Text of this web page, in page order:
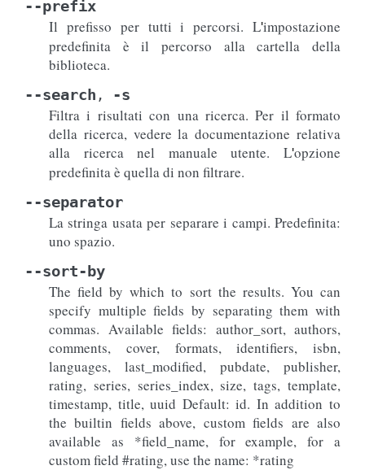
--prefix
Il prefisso per tutti i percorsi. L'impostazione
predefinita è il percorso alla cartella della
biblioteca.
--search , -s
Filtra i risultati con una ricerca. Per il formato
della ricerca, vedere la documentazione relativa
alla ricerca nel manuale utente. L'opzione
predefinita è quella di non filtrare.
--separator
La stringa usata per separare i campi. Predefinita:
uno spazio.
--sort-by
The field by which to sort the results. You can
specify multiple fields by separating them with
commas. Available fields: author_sort, authors,
comments, cover, formats, identifiers, isbn,
languages, last_modified, pubdate, publisher,
rating, series, series_index, size, tags, template,
timestamp, title, uuid Default: id. In addition to
the builtin fields above, custom fields are also
available as *field_name, for example, for a
custom field #rating, use the name: *rating